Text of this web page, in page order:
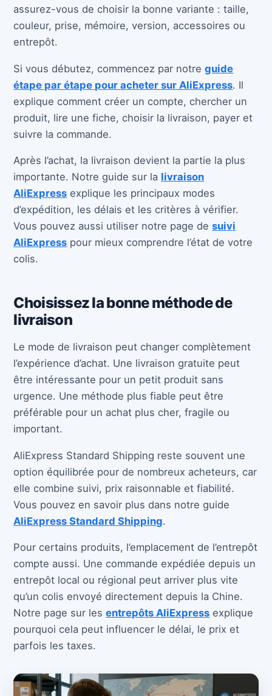
assurez-vous de choisir la bonne variante : taille,
couleur, prise, mémoire, version, accessoires ou
entrepôt.
Si vous débutez, commencez par notreguide
étape par étape pour acheter sur AliExpress. Il
explique comment créer un compte, chercher un
produit, lire une fiche, choisir la livraison, payer et
suivre la commande.
Après l’achat, la livraison devient la partie la plus
importante. Notre guide sur la livraison
AliExpress explique les principaux modes
d’expédition, les délais et les critères à vérifier.
Vous pouvez aussi utiliser notre page desuivi
AliExpress pour mieux comprendre l’état de votre
colis.
Choisissez la bonne méthode de
livraison
Le mode de livraison peut changer complètement
l’expérience d’achat. Une livraison gratuite peut
être intéressante pour un petit produit sans
urgence. Une méthode plus fiable peut être
préférable pour un achat plus cher, fragile ou
important.
AliExpress Standard Shipping reste souvent une
option équilibrée pour de nombreux acheteurs, car
elle combine suivi, prix raisonnable et fiabilité.
Vous pouvez en savoir plus dans notre guide
AliExpress Standard Shipping.
Pour certains produits, l’emplacement de l’entrepôt
compte aussi. Une commande expédiée depuis un
entrepôt local ou régional peut arriver plus vite
qu’un colis envoyé directement depuis la Chine.
Notre page sur lesentrepôts AliExpress explique
pourquoi cela peut influencer le délai, le prix et
parfois les taxes.